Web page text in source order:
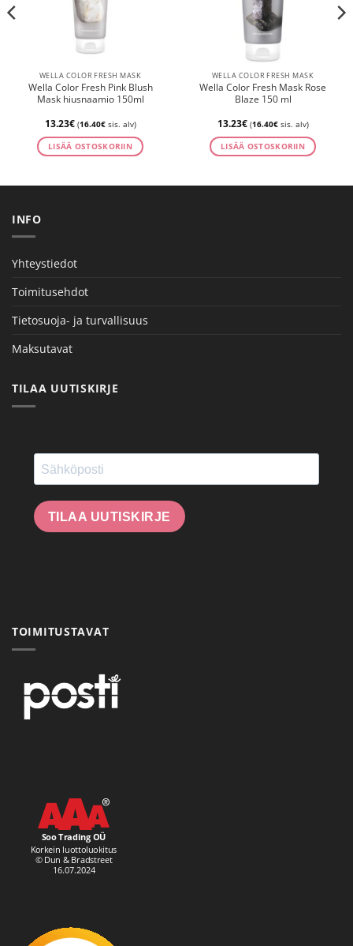
WELLA COLOR FRESH MASK
Wella Color Fresh Pink Blush
Mask hiusnaamio 150ml
13.23€ (16.40€sis. alv)
LISÄÄ OSTOSKORIIN
WELLA COLOR FRESH MASK
Wella Color Fresh Mask Rose
Blaze 150 ml
13.23€ (16.40€sis. alv)
LISÄÄ OSTOSKORIIN
INFO
Yhteystiedot
Toimitusehdot
Tietosuoja- ja turvallisuus
Maksutavat
TILAA UUTISKIRJE
TILAA UUTISKIRJE
TOIMITUSTAVAT